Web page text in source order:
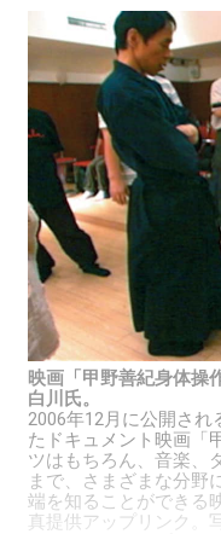
映画「甲野善紀身体操
白川氏。
2006年12月に公開され
たドキュメント映画「
ツはもちろん、音楽、
まで、さまざまな分野
端を知ることができる
真提供アップリンク。